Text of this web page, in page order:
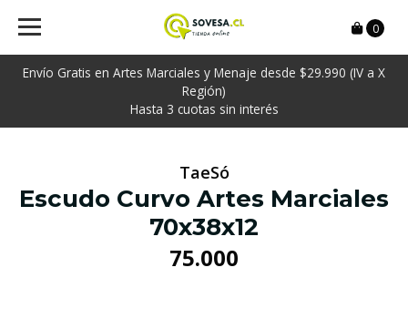
Envío Gratis en Artes Marciales y Menaje desde $29.990 (IV a X
Región)
Hasta 3 cuotas sin interés
0
TaeSó
Escudo Curvo Artes Marciales
70x38x12
75.000